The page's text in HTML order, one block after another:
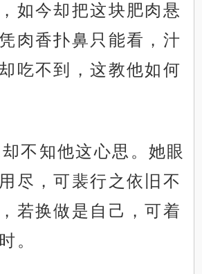
如今却把这块肥肉悬
肉香扑鼻只能看，汁
吃不到，这教他如何
不知他这心思。她眼
尽，可裴行之依旧不
若换做是自己，可着
。